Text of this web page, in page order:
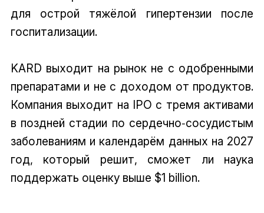
для острой тяжёлой гипертензии после
госпитализации.
KARD выходит на рынок не с одобренными
препаратами и не с доходом от продуктов.
Компания выходит на IPO с тремя активами
в поздней стадии по сердечно‑сосудистым
заболеваниям и календарём данных на 2027
год, который решит, сможет ли наука
поддержать оценку выше $1 billion.